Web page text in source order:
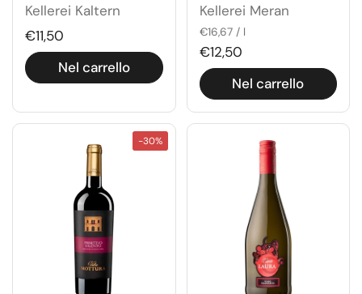
Kellerei Kaltern
€11,50
Nel carrello
Kellerei Meran
€16,67 / l
€12,50
Nel carrello
-30%